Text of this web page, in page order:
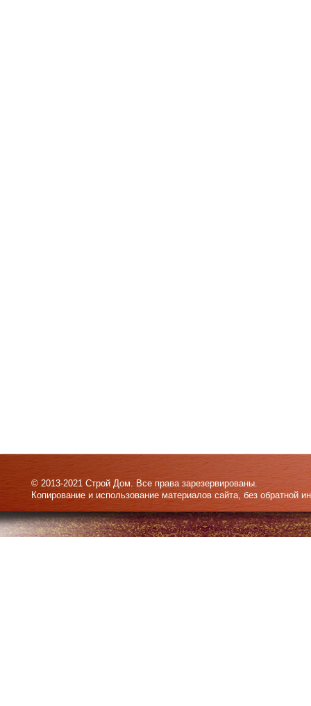
© 2013-2021 Строй Дом. Все права зарезервированы.
Копирование и использование материалов сайта, без обратной